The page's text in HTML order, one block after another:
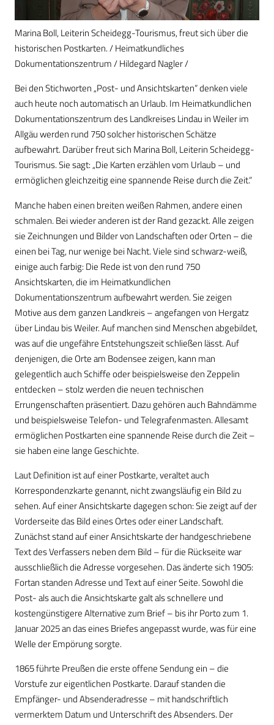
Marina Boll, Leiterin Scheidegg-Tourismus, freut sich über die
historischen Postkarten. / Heimatkundliches
Dokumentationszentrum / Hildegard Nagler /
Bei den Stichworten „Post- und Ansichtskarten“ denken viele
auch heute noch automatisch an Urlaub. Im Heimatkundlichen
Dokumentationszentrum des Landkreises Lindau in Weiler im
Allgäu werden rund 750 solcher historischen Schätze
aufbewahrt. Darüber freut sich Marina Boll, Leiterin Scheidegg-
Tourismus. Sie sagt: „Die Karten erzählen vom Urlaub – und
ermöglichen gleichzeitig eine spannende Reise durch die Zeit.“
Manche haben einen breiten weißen Rahmen, andere einen
schmalen. Bei wieder anderen ist der Rand gezackt. Alle zeigen
sie Zeichnungen und Bilder von Landschaften oder Orten – die
einen bei Tag, nur wenige bei Nacht. Viele sind schwarz-weiß,
einige auch farbig: Die Rede ist von den rund 750
Ansichtskarten, die im Heimatkundlichen
Dokumentationszentrum aufbewahrt werden. Sie zeigen
Motive aus dem ganzen Landkreis – angefangen von Hergatz
über Lindau bis Weiler. Auf manchen sind Menschen abgebildet,
was auf die ungefähre Entstehungszeit schließen lässt. Auf
denjenigen, die Orte am Bodensee zeigen, kann man
gelegentlich auch Schiffe oder beispielsweise den Zeppelin
entdecken – stolz werden die neuen technischen
Errungenschaften präsentiert. Dazu gehören auch Bahndämme
und beispielsweise Telefon- und Telegrafenmasten. Allesamt
ermöglichen Postkarten eine spannende Reise durch die Zeit –
sie haben eine lange Geschichte.
Laut Definition ist auf einer Postkarte, veraltet auch
Korrespondenzkarte genannt, nicht zwangsläufig ein Bild zu
sehen. Auf einer Ansichtskarte dagegen schon: Sie zeigt auf der
Vorderseite das Bild eines Ortes oder einer Landschaft.
Zunächst stand auf einer Ansichtskarte der handgeschriebene
Text des Verfassers neben dem Bild – für die Rückseite war
ausschließlich die Adresse vorgesehen. Das änderte sich 1905:
Fortan standen Adresse und Text auf einer Seite. Sowohl die
Post- als auch die Ansichtskarte galt als schnellere und
kostengünstigere Alternative zum Brief – bis ihr Porto zum 1.
Januar 2025 an das eines Briefes angepasst wurde, was für eine
Welle der Empörung sorgte.
1865 führte Preußen die erste offene Sendung ein – die
Vorstufe zur eigentlichen Postkarte. Darauf standen die
Empfänger- und Absenderadresse – mit handschriftlich
vermerktem Datum und Unterschrift des Absenders. Der